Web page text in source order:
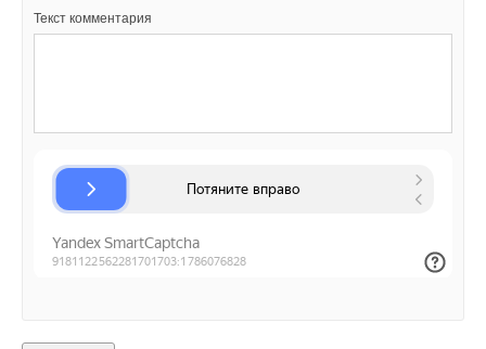
Текст комментария